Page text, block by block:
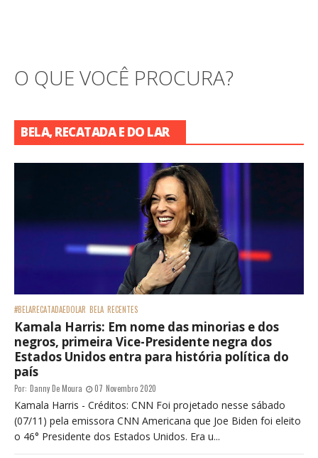
O QUE VOCÊ PROCURA?
BELA, RECATADA E DO LAR
#BELARECATADAEDOLAR BELA RECENTES
Kamala Harris: Em nome das minorias e dos
negros, primeira Vice-Presidente negra dos
Estados Unidos entra para história política do
país
Por: Danny De Moura 07 Novembro 2020
Kamala Harris - Créditos: CNN Foi projetado nesse sábado
(07/11) pela emissora CNN Americana que Joe Biden foi eleito
o 46° Presidente dos Estados Unidos. Era u...